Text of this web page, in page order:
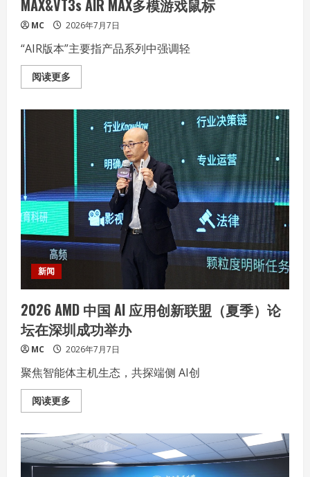
体
验
MAX&VT3s AIR MAX多模游戏鼠标
MC 2026年7月7日
“AIR版本”主要指产品系列中强调轻
阅读更多Read
more
态
轻
盈
性
能
强
劲
——
雷
柏
VT0
MAX&VT3s
AIR
MAX
戏
标
新闻
2026 AMD 中国 AI 应用创新联盟（夏季）论
坛在深圳成功举办
MC 2026年7月7日
聚焦智能体主机生态，共探端侧 AI创
阅读更多Read
more
AMD
中
国
AI